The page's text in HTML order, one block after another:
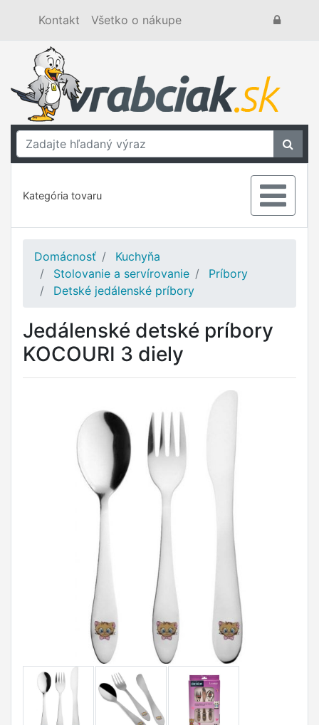
Kontakt Všetko o nákupe
Kategória tovaru
Domácnosť
Kuchyňa
Stolovanie a servírovanie
Príbory
Detské jedálenské príbory
Jedálenské detské príbory
KOCOURI 3 diely